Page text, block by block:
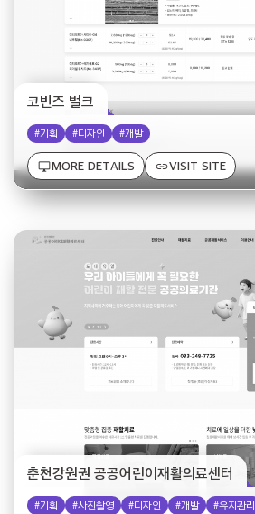
코빈즈 벌크
#기획 #디자인 #개발
desktop_windowsMORE DETAILS linkVISIT SITE
춘천강원권 공공어린이재활의료센터
#기획 #사진촬영 #디자인 #개발 #유지관리